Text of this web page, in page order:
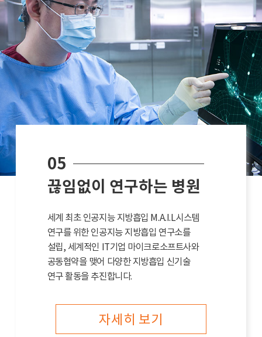
05
끊임없이 연구하는 병원
세계 최초 인공지능 지방흡입 M.A.I.L시스템
연구를 위한 인공지능 지방흡입 연구소를
설립, 세계적인 IT기업 마이크로소프트사와
공동협약을 맺어 다양한 지방흡입 신기술
연구 활동을 추진합니다.
자세히 보기